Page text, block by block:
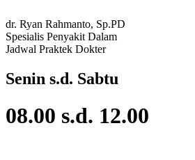
dr. Ryan Rahmanto, Sp.PD
Spesialis Penyakit Dalam
Jadwal Praktek Dokter
Senin s.d. Sabtu
08.00 s.d. 12.00